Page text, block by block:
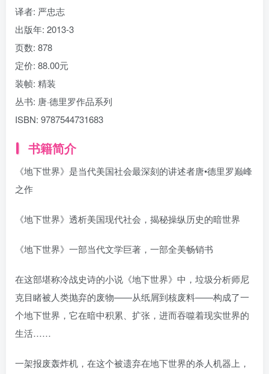
译者: 严忠志
出版年: 2013-3
页数: 878
定价: 88.00元
装帧: 精装
丛书: 唐·德里罗作品系列
ISBN: 9787544731683
书籍简介
《地下世界》是当代美国社会最深刻的讲述者唐•德里罗巅峰
之作
《地下世界》透析美国现代社会，揭秘操纵历史的暗世界
《地下世界》一部当代文学巨著，一部全美畅销书
在这部堪称冷战史诗的小说《地下世界》中，垃圾分析师尼
克目睹被人类抛弃的废物——从纸屑到核废料——构成了一
个地下世界，它在暗中积累、扩张，进而吞噬着现实世界的
生活……
一架报废轰炸机，在这个被遗弃在地下世界的杀人机器上，